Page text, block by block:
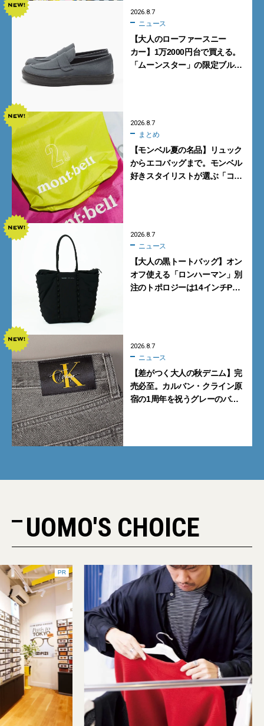
2026.8.7
ニュース
【大人のローファースニー
カー】1万2000円台で買える。
「ムーンスター」の限定ブルー
2026.8.7
まとめ
【モンベル夏の名品】リュック
からエコバッグまで。モンベル
好きスタイリストが選ぶ「コス
2026.8.7
ニュース
【大人の黒トートバッグ】オン
オフ使える「ロンハーマン」別
注のトポロジーは14インチPC
2026.8.7
ニュース
【差がつく大人の秋デニム】完
売必至。カルバン・クライン原
宿の1周年を祝うグレーのバ
UOMO'S CHOICE
PR